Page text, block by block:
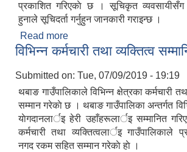
प्रकाशित गरिएकाे छ । सूचिकृत व्यवसायीसँग
हुनाले सूचिदर्ता गर्नुहुन जानकारी गराइन्छ ।
Read more
विभिन्न कर्मचारी तथा व्यक्तित्व
Submitted on: Tue, 07/09/2019 - 19:19
थबाङ गाउँपालिकाले विभिन्न क्षेत्रका कर्मचारी
सम्मान गरेकाे छ । थबाङ गाउँपालिका अन्तर्गत
याेगदानलार्इ हेरी उहाँहरूलार्इ सम्मानित
कर्मचारी तथा व्यक्तित्वलार्इ गाउँपालिकाले
नगद रकम सहित सम्मान गरेकाे हाे ।